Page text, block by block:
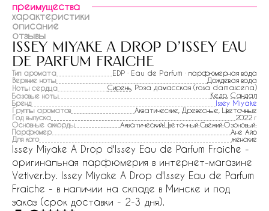
преимущества
характеристики
описание
отзывы
issey miyake a drop d'issey eau
de parfum fraiche
Тип аромата
EDP · Eau de Parfum · парфюмерная вода
Верхние ноты
Дождевая вода
Ноты сердца
Сирень , Роза дамасская (rosa damascena)
Базовые ноты
Кедр Сандал
Бренд
Issey Miyake
Группы ароматов
Акватические, Древесные, Цветочные
Год выпуска
2022 г
Основные аккорды
Акватический:Цветочный:Свежий:Озоновый:
Парфюмер
Ане Айо
Для кого
женские
Issey Miyake A Drop d'Issey Eau de Parfum Fraiche -
оригинальная парфюмерия в интернет-магазине
Vetiver.by. Issey Miyake A Drop d'Issey Eau de Parfum
Fraiche - в наличии на складе в Минске и под
заказ (срок доставки - 2-3 дня).